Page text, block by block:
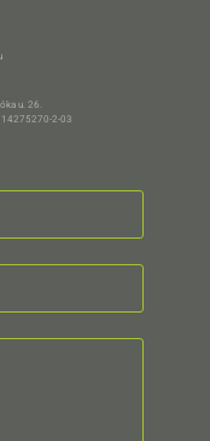
u. 26.
14275270-2-03